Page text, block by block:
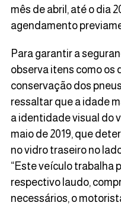
mês de abril, até o dia
agendamento
Para garantir a
observa itens como os
conservação dos
ressaltar que a idade
a identidade visual do
maio de 2019, que
no vidro traseiro no
“Este veículo trabalha
respectivo laudo,
necessários, o